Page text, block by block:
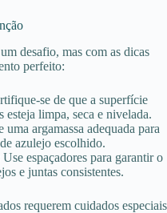
desafio, mas com as dicas
perfeito:
se de que a superfície
esteja limpa, seca e nivelada.
uma argamassa adequada para
azulejo escolhido.
Use espaçadores para garantir o
e juntas consistentes.
requerem cuidados especiais